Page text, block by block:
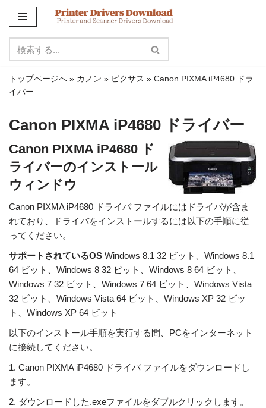
ン
テ
ン
ツ
ス
キ
ッ
プ
トップページへ » カノン » ピクサス » Canon PIXMA iP4680 ドラ
イバー
Canon PIXMA iP4680 ドライバー
Canon PIXMA iP4680 ド
ライバーのインストール
ウィンドウ
Canon PIXMA iP4680 ドライバ ファイルにはドライバが含ま
れており、ドライバをインストールするには以下の手順に従
ってください。
サポートされているOS Windows 8.1 32 ビット、Windows 8.1
64 ビット、Windows 8 32 ビット、Windows 8 64 ビット、
Windows 7 32 ビット、Windows 7 64 ビット、Windows Vista
32 ビット、Windows Vista 64 ビット、Windows XP 32 ビッ
ト、Windows XP 64 ビット
以下のインストール手順を実行する間、PCをインターネット
に接続してください。
1. Canon PIXMA iP4680 ドライバ ファイルをダウンロードし
ます。
2. ダウンロードした.exeファイルをダブルクリックします。